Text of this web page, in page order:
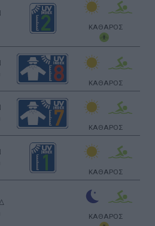
ΚΑΘΑΡΟΣ
ΚΑΘΑΡΟΣ
ΚΑΘΑΡΟΣ
ΚΑΘΑΡΟΣ
ΚΑΘΑΡΟΣ